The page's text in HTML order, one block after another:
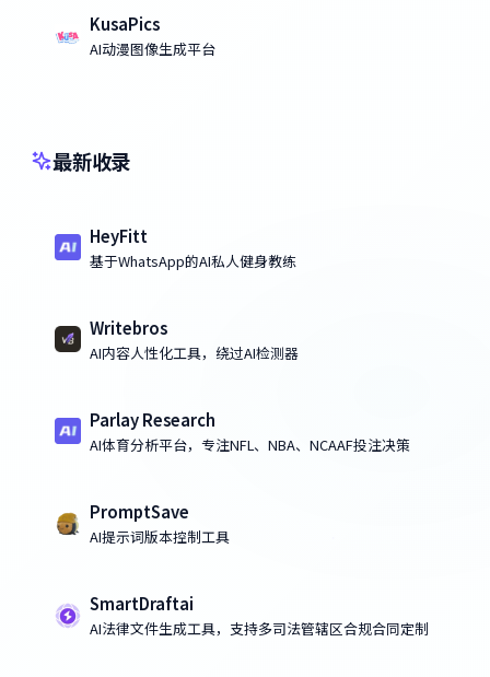
KusaPics
AI动漫图像生成平台
最新收录
HeyFitt
基于WhatsApp的AI私人健身教练
Writebros
AI内容人性化工具，绕过AI检测器
Parlay Research
AI体育分析平台，专注NFL、NBA、NCAAF投注决策
PromptSave
AI提示词版本控制工具
SmartDraftai
AI法律文件生成工具，支持多司法管辖区合规合同定制